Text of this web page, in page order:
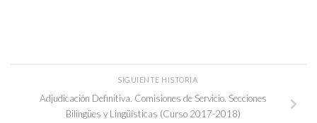
SIGUIENTE HISTORIA
Adjudicación Definitiva. Comisiones de Servicio. Secciones
Bilingües y Lingüísticas (Curso 2017-2018)